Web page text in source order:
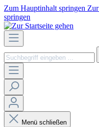
Zum Hauptinhalt springen
springen
Menü schließen